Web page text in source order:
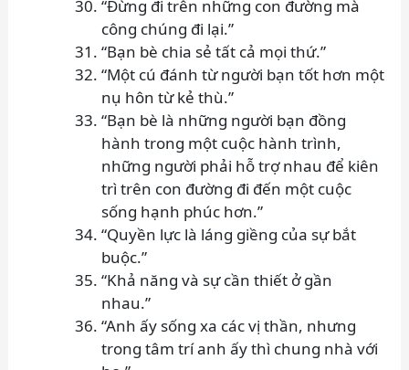
“Đừng đi trên những con đường mà
công chúng đi lại.”
“Bạn bè chia sẻ tất cả mọi thứ.”
“Một cú đánh từ người bạn tốt hơn một
nụ hôn từ kẻ thù.”
“Bạn bè là những người bạn đồng
hành trong một cuộc hành trình,
những người phải hỗ trợ nhau để kiên
trì trên con đường đi đến một cuộc
sống hạnh phúc hơn.”
“Quyền lực là láng giềng của sự bắt
buộc.”
“Khả năng và sự cần thiết ở gần
nhau.”
“Anh ấy sống xa các vị thần, nhưng
trong tâm trí anh ấy thì chung nhà với